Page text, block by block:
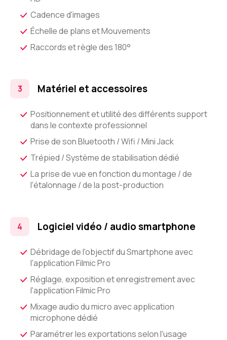
Cadence d'images
Échelle de plans et Mouvements
Raccords et règle des 180°
Matériel et accessoires
Positionnement et utilité des différents support
dans le contexte professionnel
Prise de son Bluetooth / Wifi / Mini Jack
Trépied / Système de stabilisation dédié
La prise de vue en fonction du montage / de
l'étalonnage / de la post-production
Logiciel vidéo / audio smartphone
Débridage de l'objectif du Smartphone avec
l'application Filmic Pro
Réglage, exposition et enregistrement avec
l'application Filmic Pro
Mixage audio du micro avec application
microphone dédié
Paramétrer les exportations selon l'usage